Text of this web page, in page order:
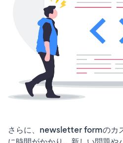
さらに、newsletter formのカ